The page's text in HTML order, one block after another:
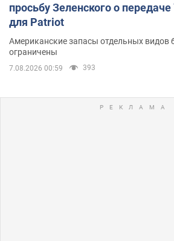
просьбу Зеленского о
для Patriot
Американские запасы отдельных видов
ограничены
7.08.2026 00:59 393